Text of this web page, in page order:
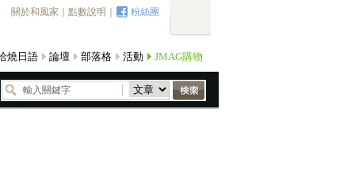
關於和風家 點數說明 粉絲團
燒日語 論壇 部落格 活動 JMAG購物